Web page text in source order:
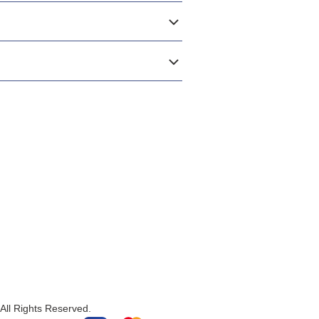
Rights Reserved.